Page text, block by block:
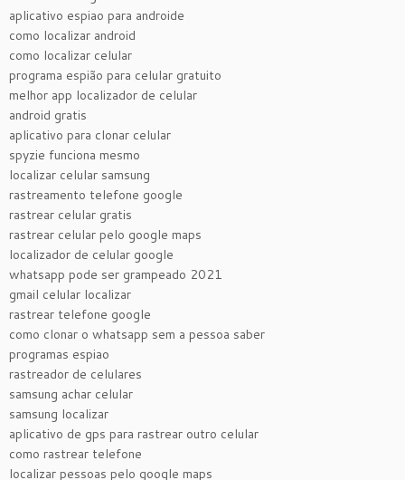
aplicativo espiao para androide
como localizar android
como localizar celular
programa espião para celular gratuito
melhor app localizador de celular
android gratis
aplicativo para clonar celular
spyzie funciona mesmo
localizar celular samsung
rastreamento telefone google
rastrear celular gratis
rastrear celular pelo google maps
localizador de celular google
whatsapp pode ser grampeado 2021
gmail celular localizar
rastrear telefone google
como clonar o whatsapp sem a pessoa saber
programas espiao
rastreador de celulares
samsung achar celular
samsung localizar
aplicativo de gps para rastrear outro celular
como rastrear telefone
localizar pessoas pelo google maps